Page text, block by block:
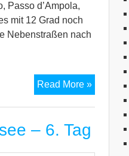
Gardasee
Passo d’Ampola,
mit 12 Grad noch
Nebenstraßen nach
Read More »MTB
Transalp
– 6. Tag